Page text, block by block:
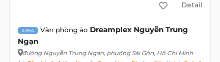
Detail
4354 Văn phòng ảo Dreamplex Nguyễn Trung
Ngạn
đường Nguyễn Trung Ngạn, phường Sài Gòn, Hồ Chí Minh